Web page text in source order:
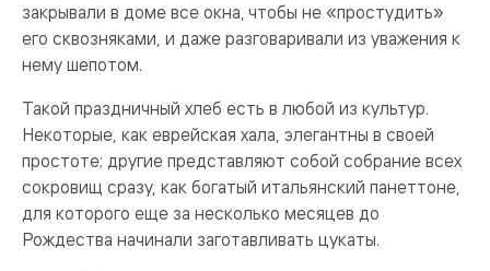
закрывали в доме все окна, чтобы не «простудить»
его сквозняками, и даже разговаривали из уважения к
нему шепотом.
Такой праздничный хлеб есть в любой из культур.
Некоторые, как еврейская хала, элегантны в своей
простоте; другие представляют собой собрание всех
сокровищ сразу, как богатый итальянский панеттоне,
для которого еще за несколько месяцев до
Рождества начинали заготавливать цукаты.